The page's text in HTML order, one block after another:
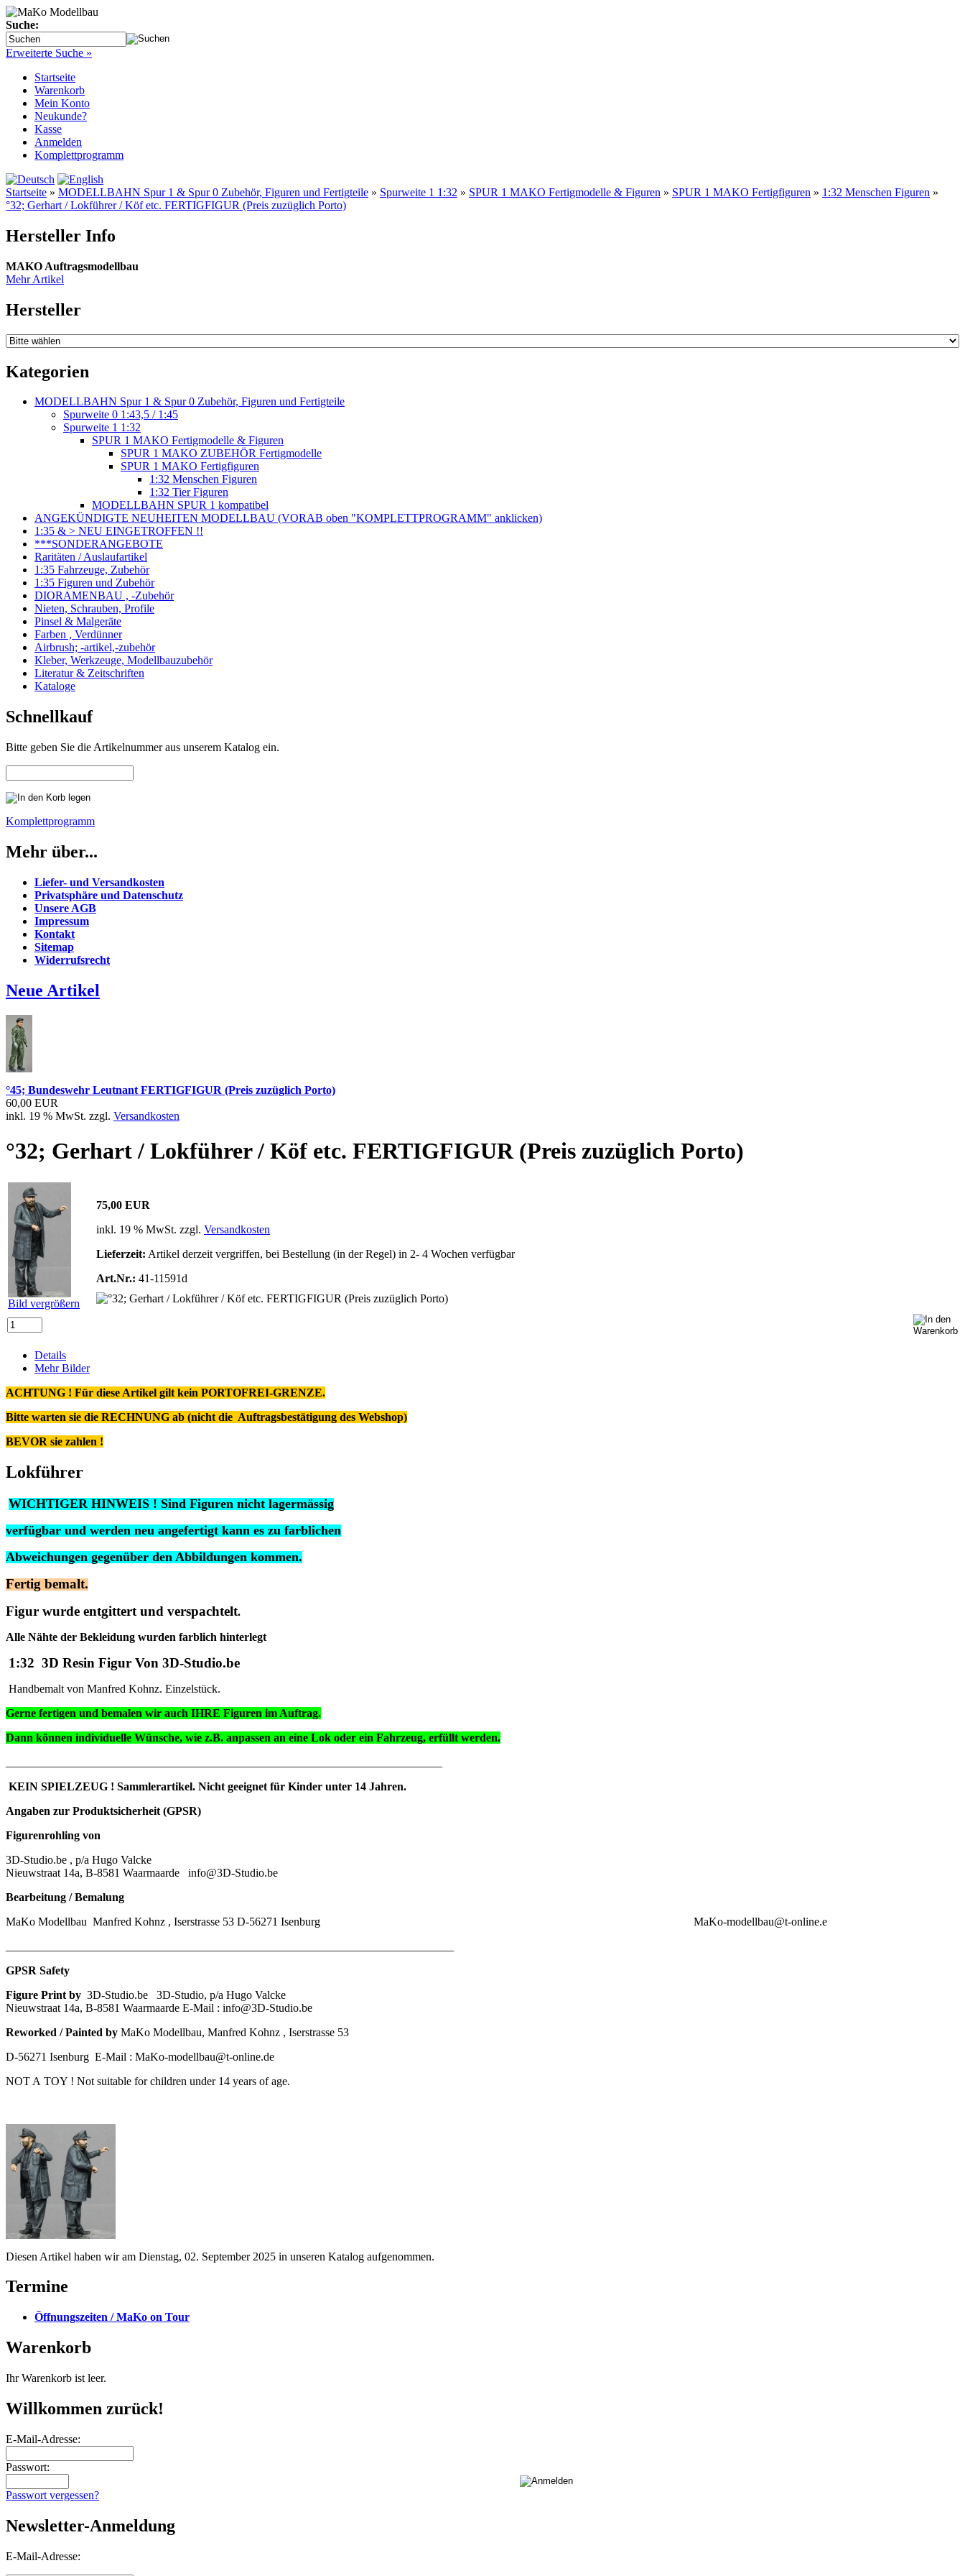
Suche:
Erweiterte Suche »
Startseite
Warenkorb
Mein Konto
Neukunde?
Kasse
Anmelden
Komplettprogramm
Startseite » MODELLBAHN Spur 1 & Spur 0 Zubehör, Figuren und Fertigteile » Spurweite 1 1:32 » SPUR 1 MAKO Fertigmodelle & Figuren » SPUR 1 MAKO Fertigfiguren » 1:32 Menschen Figuren »
°32; Gerhart / Lokführer / Köf etc. FERTIGFIGUR (Preis zuzüglich Porto)
Hersteller Info
MAKO Auftragsmodellbau
Mehr Artikel
Hersteller
Kategorien
MODELLBAHN Spur 1 & Spur 0 Zubehör, Figuren und Fertigteile
Spurweite 0 1:43,5 / 1:45
Spurweite 1 1:32
SPUR 1 MAKO Fertigmodelle & Figuren
SPUR 1 MAKO ZUBEHÖR Fertigmodelle
SPUR 1 MAKO Fertigfiguren
1:32 Menschen Figuren
1:32 Tier Figuren
MODELLBAHN SPUR 1 kompatibel
ANGEKÜNDIGTE NEUHEITEN MODELLBAU (VORAB oben "KOMPLETTPROGRAMM" anklicken)
1:35 & > NEU EINGETROFFEN !!
***SONDERANGEBOTE
Raritäten / Auslaufartikel
1:35 Fahrzeuge, Zubehör
1:35 Figuren und Zubehör
DIORAMENBAU , -Zubehör
Nieten, Schrauben, Profile
Pinsel & Malgeräte
Farben , Verdünner
Airbrush; -artikel,-zubehör
Kleber, Werkzeuge, Modellbauzubehör
Literatur & Zeitschriften
Kataloge
Schnellkauf
Bitte geben Sie die Artikelnummer aus unserem Katalog ein.
Komplettprogramm
Mehr über...
Liefer- und Versandkosten
Privatsphäre und Datenschutz
Unsere AGB
Impressum
Kontakt
Sitemap
Widerrufsrecht
Neue Artikel
°45; Bundeswehr Leutnant FERTIGFIGUR (Preis zuzüglich Porto)
60,00 EUR
inkl. 19 % MwSt. zzgl. Versandkosten
°32; Gerhart / Lokführer / Köf etc. FERTIGFIGUR (Preis zuzüglich Porto)
Bild vergrößern
75,00 EUR
inkl. 19 % MwSt. zzgl. Versandkosten
Lieferzeit: Artikel derzeit vergriffen, bei Bestellung (in der Regel) in 2- 4 Wochen verfügbar
Art.Nr.: 41-11591d
Details
Mehr Bilder
ACHTUNG ! Für diese Artikel gilt kein PORTOFREI-GRENZE.
Bitte warten sie die RECHNUNG ab (nicht die Auftragsbestätigung des Webshop)
BEVOR sie zahlen !
Lokführer
WICHTIGER HINWEIS ! Sind Figuren nicht lagermässig
verfügbar und werden neu angefertigt kann es zu farblichen
Abweichungen gegenüber den Abbildungen kommen.
Fertig bemalt.
Figur wurde entgittert und verspachtelt.
Alle Nähte der Bekleidung wurden farblich hinterlegt
1:32 3D Resin Figur Von 3D-Studio.be
Handbemalt von Manfred Kohnz. Einzelstück.
Gerne fertigen und bemalen wir auch IHRE Figuren im Auftrag.
Dann können individuelle Wünsche, wie z.B. anpassen an eine Lok oder ein Fahrzeug, erfüllt werden.
KEIN SPIELZEUG ! Sammlerartikel. Nicht geeignet für Kinder unter 14 Jahren.
Angaben zur Produktsicherheit (GPSR)
Figurenrohling von
3D-Studio.be , p/a Hugo Valcke
Nieuwstraat 14a, B-8581 Waarmaarde
info@3D-Studio.be
Bearbeitung / Bemalung
MaKo Modellbau Manfred Kohnz , Iserstrasse 53 D-56271 Isenburg
MaKo-modellbau@t-online.e
GPSR Safety
Figure Print by 3D-Studio.be
3D-Studio, p/a Hugo Valcke
Nieuwstraat 14a, B-8581 Waarmaarde E-Mail : info@3D-Studio.be
Reworked / Painted by MaKo Modellbau, Manfred Kohnz , Iserstrasse 53
D-56271 Isenburg E-Mail : MaKo-modellbau@t-online.de
NOT A TOY ! Not suitable for children under 14 years of age.
Diesen Artikel haben wir am Dienstag, 02. September 2025 in unseren Katalog aufgenommen.
Termine
Öffnungszeiten / MaKo on Tour
Warenkorb
Ihr Warenkorb ist leer.
Willkommen zurück!
E-Mail-Adresse:
Passwort:
Passwort vergessen?
Newsletter-Anmeldung
E-Mail-Adresse: